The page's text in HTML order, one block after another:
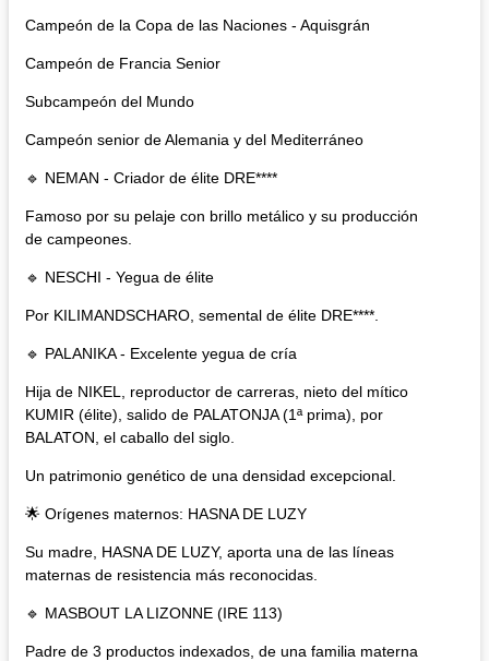
Campeón de la Copa de las Naciones - Aquisgrán
Campeón de Francia Senior
Subcampeón del Mundo
Campeón senior de Alemania y del Mediterráneo
🔹 NEMAN - Criador de élite DRE****
Famoso por su pelaje con brillo metálico y su producción
de campeones.
🔹 NESCHI - Yegua de élite
Por KILIMANDSCHARO, semental de élite DRE****.
🔹 PALANIKA - Excelente yegua de cría
Hija de NIKEL, reproductor de carreras, nieto del mítico
KUMIR (élite), salido de PALATONJA (1ª prima), por
BALATON, el caballo del siglo.
Un patrimonio genético de una densidad excepcional.
🌟 Orígenes maternos: HASNA DE LUZY
Su madre, HASNA DE LUZY, aporta una de las líneas
maternas de resistencia más reconocidas.
🔹 MASBOUT LA LIZONNE (IRE 113)
Padre de 3 productos indexados, de una familia materna